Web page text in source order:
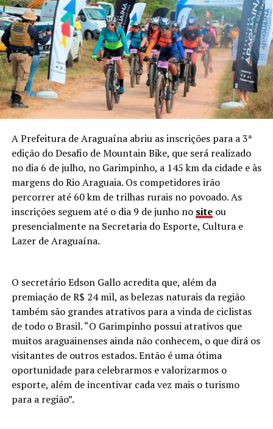
A Prefeitura de Araguaína abriu as inscrições para a 3ª
edição do Desafio de Mountain Bike, que será realizado
no dia 6 de julho, no Garimpinho, a 145 km da cidade e às
margens do Rio Araguaia. Os competidores irão
percorrer até 60 km de trilhas rurais no povoado. As
inscrições seguem até o dia 9 de junho no site ou
presencialmente na Secretaria do Esporte, Cultura e
Lazer de Araguaína.
O secretário Edson Gallo acredita que, além da
premiação de R$ 24 mil, as belezas naturais da região
também são grandes atrativos para a vinda de ciclistas
de todo o Brasil. “O Garimpinho possui atrativos que
muitos araguainenses ainda não conhecem, o que dirá os
visitantes de outros estados. Então é uma ótima
oportunidade para celebrarmos e valorizarmos o
esporte, além de incentivar cada vez mais o turismo
para a região”.